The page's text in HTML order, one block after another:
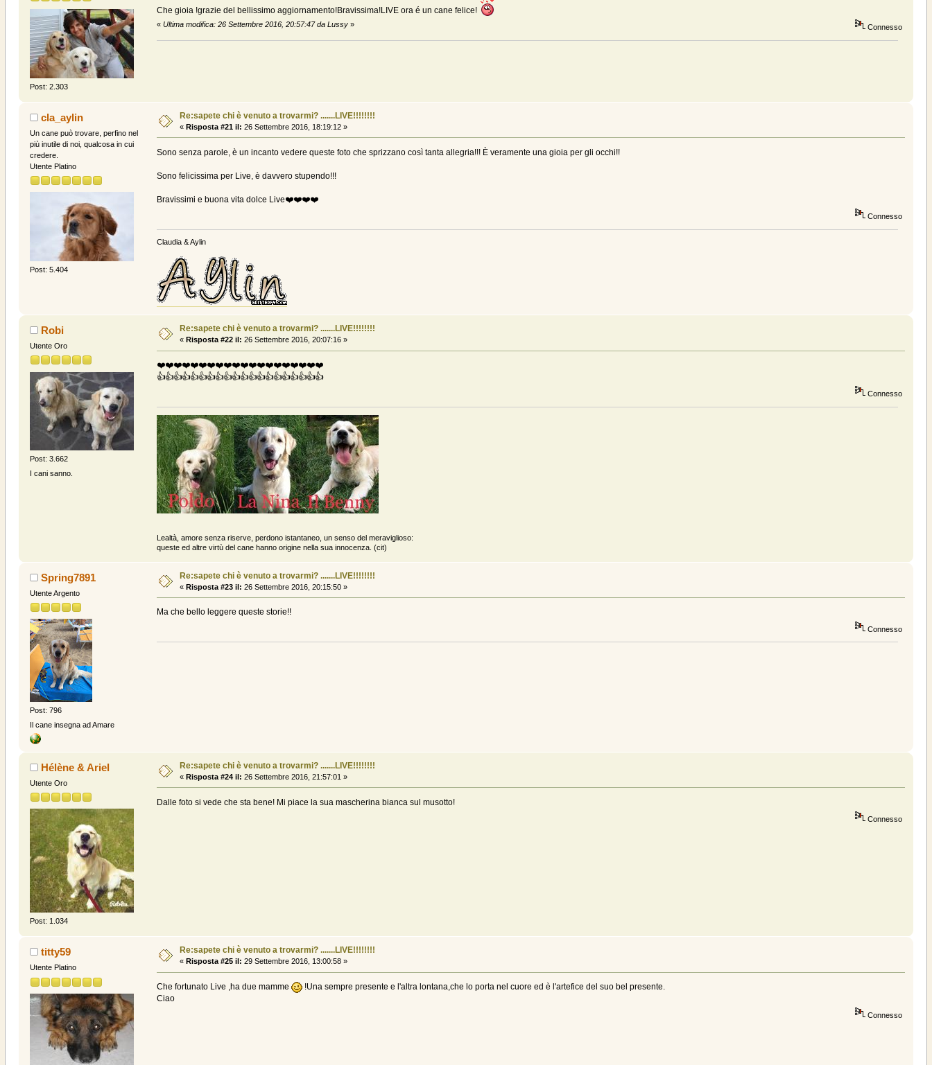
Post: 2.303
Che gioia !grazie del bellissimo aggiornamento!Bravissima!LIVE ora é un cane felice!
«Ultima modifica: 26 Settembre 2016, 20:57:47 da Lussy » Connesso
cla_aylin
Un cane può trovare, perfino nel
più inutile di noi, qualcosa in cui
credere.
Utente Platino
Post: 5.404
Re:sapete chi è venuto a trovarmi? .......LIVE!!!!!!!!
« Risposta #21 il: 26 Settembre 2016, 18:19:12 »
Sono senza parole, è un incanto vedere queste foto che sprizzano così tanta allegria!!! È veramente una gioia per gli occhi!!
Sono felicissima per Live, è davvero stupendo!!!
Bravissimi e buona vita dolce Live❤️❤️❤️❤️
Connesso
Claudia & Aylin
Robi
Utente Oro
Post: 3.662
I cani sanno.
Re:sapete chi è venuto a trovarmi? .......LIVE!!!!!!!!
« Risposta #22 il: 26 Settembre 2016, 20:07:16 »
❤️❤️❤️❤️❤️❤️❤️❤️❤️❤️❤️❤️❤️❤️❤️❤️❤️❤️❤️❤️
👍👍👍👍👍👍👍👍👍👍👍👍👍👍👍👍👍👍👍👍
Connesso
Lealtà, amore senza riserve, perdono istantaneo, un senso del meraviglioso:
queste ed altre virtù del cane hanno origine nella sua innocenza. (cit)
Spring7891
Utente Argento
Post: 796
Il cane insegna ad Amare
Re:sapete chi è venuto a trovarmi? .......LIVE!!!!!!!!
« Risposta #23 il: 26 Settembre 2016, 20:15:50 »
Ma che bello leggere queste storie!!
Connesso
Hélène & Ariel
Utente Oro
Post: 1.034
Re:sapete chi è venuto a trovarmi? .......LIVE!!!!!!!!
« Risposta #24 il: 26 Settembre 2016, 21:57:01 »
Dalle foto si vede che sta bene! Mi piace la sua mascherina bianca sul musotto!
Connesso
titty59
Utente Platino
Re:sapete chi è venuto a trovarmi? .......LIVE!!!!!!!!
« Risposta #25 il: 29 Settembre 2016, 13:00:58 »
Che fortunato Live ,ha due mamme
!Una sempre presente e l'altra lontana,che lo porta nel cuore ed è l'artefice del suo bel presente.
Ciao
Connesso